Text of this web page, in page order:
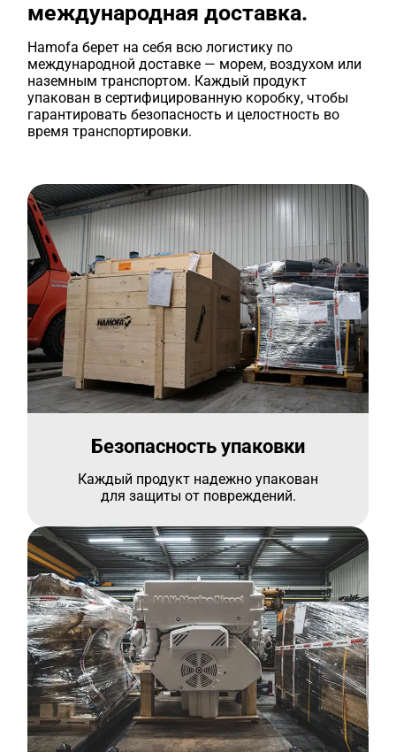
международная доставка.
Hamofa берет на себя всю логистику по
международной доставке — морем, воздухом или
наземным транспортом. Каждый продукт
упакован в сертифицированную коробку, чтобы
гарантировать безопасность и целостность во
время транспортировки.
Безопасность упаковки
Каждый продукт надежно упакован
для защиты от повреждений.